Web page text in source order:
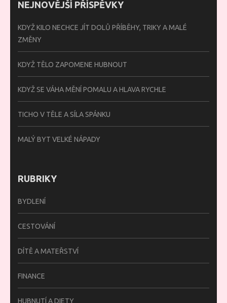
NEJNOVĚJŠÍ PŘÍSPĚVKY
KDYŽ KILO NECHCE JÍT DOLŮ PŘÍBĚHY, TRIKY A MALÉ
ZMĚNY
KDYŽ TĚLO ZAPOMENE HUBNOUT
KDYŽ SE VÁHA MĚNÍ POMALU A HLAVA RYCHLE
TICHO V TĚLE A SÍLA SPÁNKU
MALÝ BYT VELKÉ NÁPADY
RUBRIKY
BYDLENÍ
CESTOVÁNÍ
DÍTĚ A MATEŘSTVÍ
FINANCE
HUBNUTÍ A DIETY